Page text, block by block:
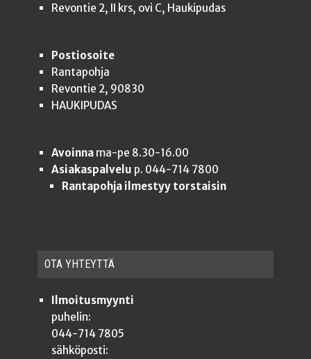
Revontie 2, II krs, ovi C, Haukipudas
Postiosoite
Rantapohja
Revontie 2, 90830
HAUKIPUDAS
Avoinnama-pe 8.30-16.00
Asiakaspalvelu p. 044-714 7800
Rantapohja ilmestyy torstaisin
OTA YHTEYT­TÄ
Ilmoitusmyynti
puhelin:
044-714 7805
sähköposti: